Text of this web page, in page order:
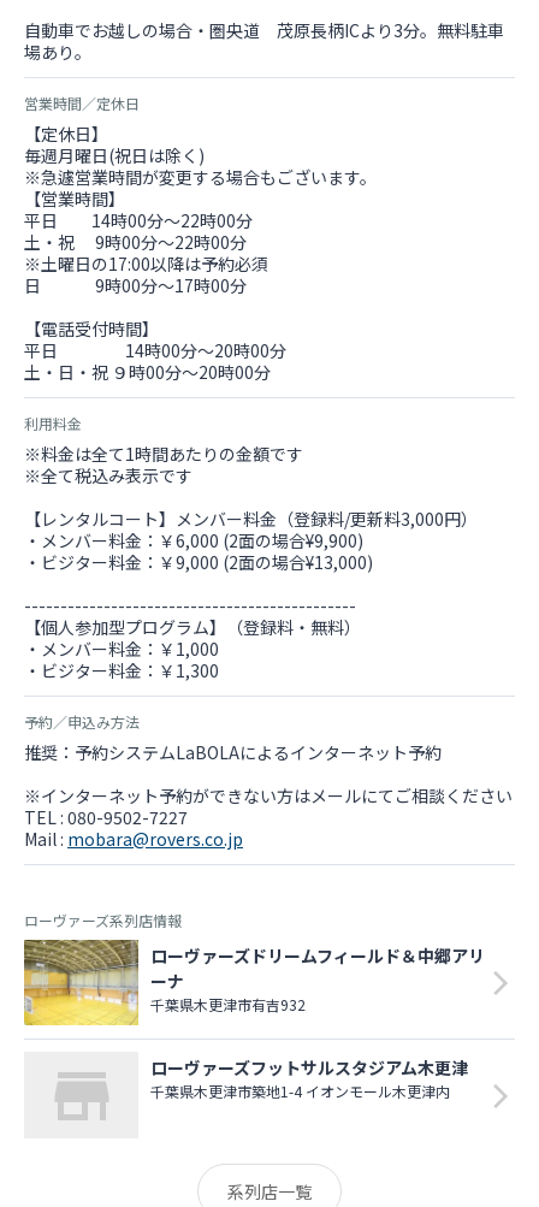
自動車でお越しの場合・圏央道 茂原長柄ICより3分。無料駐車
場あり。
営業時間／定休日
【定休日】
毎週月曜日(祝日は除く)
※急遽営業時間が変更する場合もございます。
【営業時間】
平日 14時00分〜22時00分
土・祝 9時00分〜22時00分
※土曜日の17:00以降は予約必須
日 9時00分〜17時00分
【電話受付時間】
平日 14時00分〜20時00分
土・日・祝 ９時00分〜20時00分
利用料金
※料金は全て1時間あたりの金額です
※全て税込み表示です
【レンタルコート】メンバー料金（登録料/更新料3,000円）
・メンバー料金：￥6,000 (2面の場合¥9,900)
・ビジター料金：￥9,000 (2面の場合¥13,000)
----------------------------------------------
【個人参加型プログラム】（登録料・無料）
・メンバー料金：￥1,000
・ビジター料金：￥1,300
予約／申込み方法
推奨：予約システムLaBOLAによるインターネット予約
※インターネット予約ができない方はメールにてご相談ください
TEL : 080-9502-7227
Mail : mobara@rovers.co.jp
ローヴァーズ系列店情報
ローヴァーズドリームフィールド＆中郷アリ
ーナ
千葉県木更津市有吉932
ローヴァーズフットサルスタジアム木更津
千葉県木更津市築地1-4 イオンモール木更津内
系列店一覧